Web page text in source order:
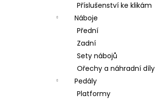
Příslušenství ke klikám
Náboje
Přední
Zadní
Sety nábojů
Ořechy a náhradní díly
Pedály
Platformy